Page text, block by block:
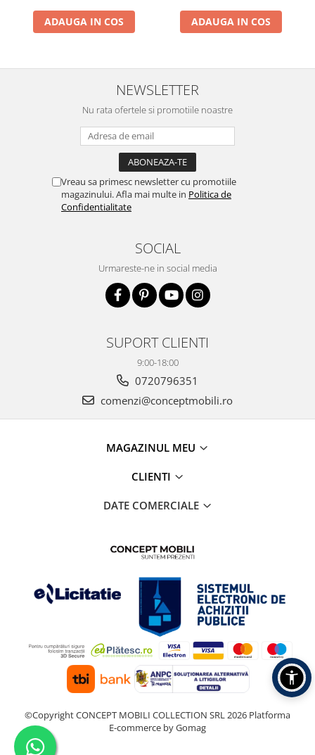
ADAUGA IN COS ADAUGA IN COS
NEWSLETTER
Nu rata ofertele si promotiile noastre
Vreau sa primesc newsletter cu promotiile
magazinului. Afla mai multe in Politica de
Confidentialitate
SOCIAL
Urmareste-ne in social media
SUPORT CLIENTI
9:00-18:00
0720796351
comenzi@conceptmobili.ro
MAGAZINUL MEU
CLIENTI
DATE COMERCIALE
©Copyright CONCEPT MOBILI COLLECTION SRL 2026 Platforma
E-commerce by Gomag